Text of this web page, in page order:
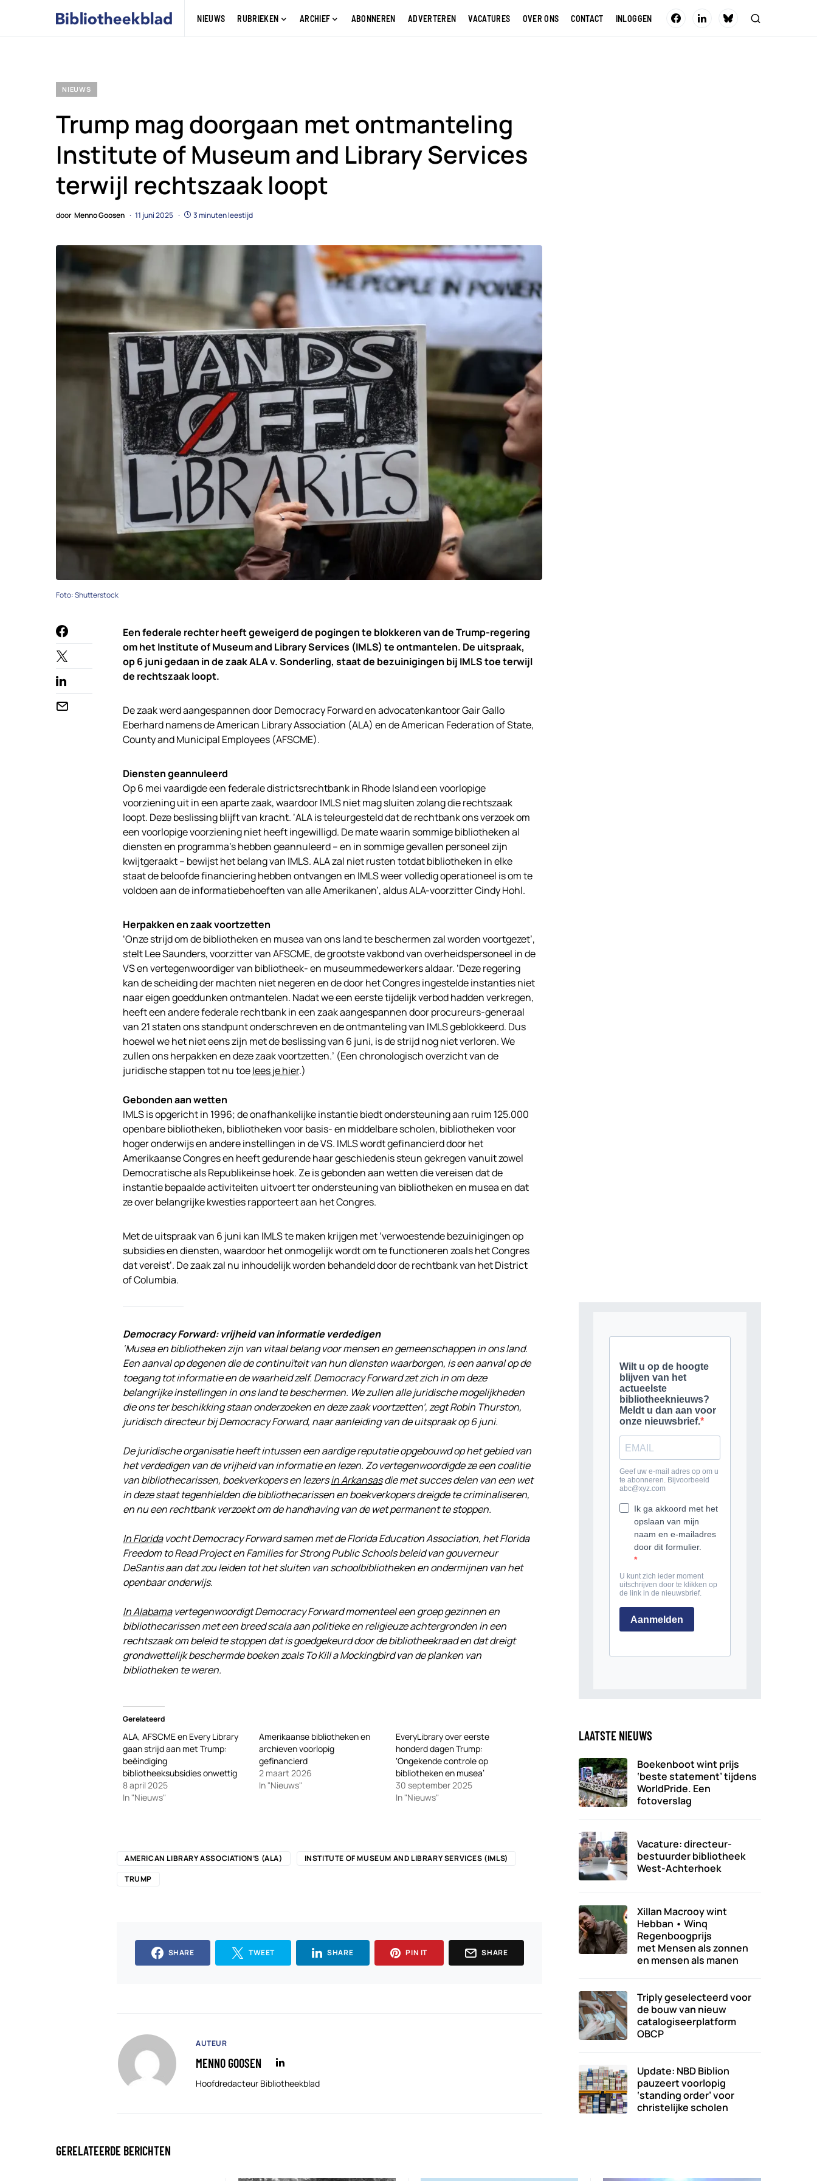
NIEUWS RUBRIEKEN ARCHIEF ABONNEREN ADVERTEREN VACATURES OVER ONS CONTACT INLOGGEN
NIEUWS
Trump mag doorgaan met ontmanteling
Institute of Museum and Library Services
terwijl rechtszaak loopt
door Menno Goosen 11 juni 2025 3 minuten leestijd
Foto: Shutterstock
Een federale rechter heeft geweigerd de pogingen te blokkeren van de Trump-regering
om het Institute of Museum and Library Services (IMLS) te ontmantelen. De uitspraak,
op 6 juni gedaan in de zaak ALA v. Sonderling, staat de bezuinigingen bij IMLS toe terwijl
de rechtszaak loopt.
De zaak werd aangespannen door Democracy Forward en advocatenkantoor Gair Gallo
Eberhard namens de American Library Association (ALA) en de American Federation of State,
County and Municipal Employees (AFSCME).
Diensten geannuleerd
Op 6 mei vaardigde een federale districtsrechtbank in Rhode Island een voorlopige
voorziening uit in een aparte zaak, waardoor IMLS niet mag sluiten zolang die rechtszaak
loopt. Deze beslissing blijft van kracht. ‘ALA is teleurgesteld dat de rechtbank ons verzoek om
een voorlopige voorziening niet heeft ingewilligd. De mate waarin sommige bibliotheken al
diensten en programma’s hebben geannuleerd – en in sommige gevallen personeel zijn
kwijtgeraakt – bewijst het belang van IMLS. ALA zal niet rusten totdat bibliotheken in elke
staat de beloofde financiering hebben ontvangen en IMLS weer volledig operationeel is om te
voldoen aan de informatiebehoeften van alle Amerikanen’, aldus ALA-voorzitter Cindy Hohl.
Herpakken en zaak voortzetten
‘Onze strijd om de bibliotheken en musea van ons land te beschermen zal worden voortgezet’,
stelt Lee Saunders, voorzitter van AFSCME, degrootste vakbond van overheidspersoneel in de
VS en vertegenwoordiger van bibliotheek- en museummedewerkers aldaar. ‘Deze regering
kan de scheiding der machten niet negeren en de door het Congres ingestelde instanties niet
naar eigen goeddunken ontmantelen. Nadat we een eerste tijdelijk verbod hadden verkregen,
heeft een andere federale rechtbank in een zaak aangespannen door procureurs-generaal
van 21 staten ons standpunt onderschreven en de ontmanteling van IMLS geblokkeerd. Dus
hoewel we het niet eens zijn met de beslissing van 6 juni, is de strijd nog niet verloren. We
zullen ons herpakken en deze zaak voortzetten.’ (Een chronologisch overzicht van de
juridische stappen tot nu toelees je hier.)
Gebonden aan wetten
IMLS is opgericht in 1996; de onafhankelijke instantie biedt ondersteuning aan ruim 125.000
openbare bibliotheken, bibliotheken voor basis- en middelbare scholen, bibliotheken voor
hoger onderwijs en andere instellingen in de VS. IMLS wordt gefinancierd door het
Amerikaanse Congres en heeft gedurende haar geschiedenis steun gekregen vanuit zowel
Democratische als Republikeinse hoek. Ze is gebonden aan wetten die vereisen dat de
instantie bepaalde activiteiten uitvoert ter ondersteuning van bibliotheken en musea en dat
ze over belangrijke kwesties rapporteert aan het Congres.
Met de uitspraak van 6 juni kan IMLS te maken krijgen met ‘verwoestende bezuinigingen op
subsidies en diensten, waardoor het onmogelijk wordt om te functioneren zoals het Congres
dat vereist’. De zaak zal nu inhoudelijk worden behandeld door de rechtbank van het District
of Columbia.
Democracy Forward: vrijheid van informatie verdedigen
‘Musea en bibliotheken zijn van vitaal belang voor mensen en gemeenschappen in ons land.
Een aanval op degenen die de continuïteit van hun diensten waarborgen, is een aanval op de
toegang tot informatie en de waarheid zelf. Democracy Forward zet zich in om deze
belangrijke instellingen in ons land te beschermen. We zullen alle juridische mogelijkheden
die ons ter beschikking staan onderzoeken en deze zaak voortzetten’, zegt Robin Thurston,
juridisch directeur bij Democracy Forward, naar aanleiding van de uitspraak op 6 juni.
De juridische organisatie heeft intussen een aardige reputatie opgebouwd op het gebied van
het verdedigen van de vrijheid van informatie en lezen. Zo vertegenwoordigde ze een coalitie
van bibliothecarissen, boekverkopers en lezersin Arkansasdie met succes delen van een wet
in deze staat tegenhielden die bibliothecarissen en boekverkopers dreigde te criminaliseren,
en nu een rechtbank verzoekt om de handhaving van de wet permanent te stoppen.
In Floridavocht Democracy Forward samen met de Florida Education Association, het Florida
Freedom to Read Project en Families for Strong Public Schools beleid van gouverneur
DeSantis aan dat zou leiden tot het sluiten van schoolbibliotheken en ondermijnen van het
openbaar onderwijs.
In Alabamavertegenwoordigt Democracy Forward momenteel een groep gezinnen en
bibliothecarissen met een breed scala aan politieke en religieuze achtergronden in een
rechtszaak om beleid te stoppen dat is goedgekeurd door de bibliotheekraad en dat dreigt
grondwettelijk beschermde boeken zoals To Kill a Mockingbird van de planken van
bibliotheken te weren.
Gerelateerd
ALA, AFSCME en Every Library
gaan strijd aan met Trump:
beëindiging
bibliotheeksubsidies onwettig
8 april 2025
In "Nieuws"
Amerikaanse bibliotheken en
archieven voorlopig
gefinancierd
2 maart 2026
In "Nieuws"
EveryLibrary over eerste
honderd dagen Trump:
‘Ongekende controle op
bibliotheken en musea’
30 september 2025
In "Nieuws"
AMERICAN LIBRARY ASSOCIATION’S (ALA)
INSTITUTE OF MUSEUM AND LIBRARY SERVICES (IMLS)
TRUMP
SHARE TWEET SHARE PIN IT SHARE
AUTEUR
MENNO GOOSEN
Hoofdredacteur Bibliotheekblad
LAATSTE NIEUWS
Boekenboot wint prijs
‘beste statement’ tijdens
WorldPride. Een
fotoverslag
Vacature: directeur-
bestuurder bibliotheek
West-Achterhoek
Xillan Macrooy wint
Hebban • Winq
Regenboogprijs
met Mensen als zonnen
en mensen als manen
Triply geselecteerd voor
de bouw van nieuw
catalogiseerplatform
OBCP
Update: NBD Biblion
pauzeert voorlopig
‘standing order’ voor
christelijke scholen
GERELATEERDE BERICHTEN